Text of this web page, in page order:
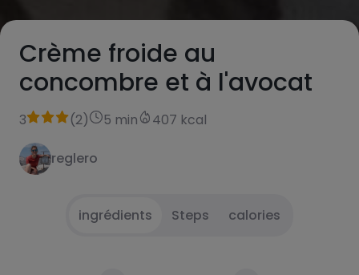
Crème froide au
concombre et à l'avocat
3 (2) 5 min 407 kcal
reglero
ingrédients Steps calories